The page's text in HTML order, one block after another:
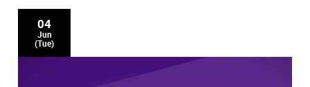
04
Jun
(Tue)